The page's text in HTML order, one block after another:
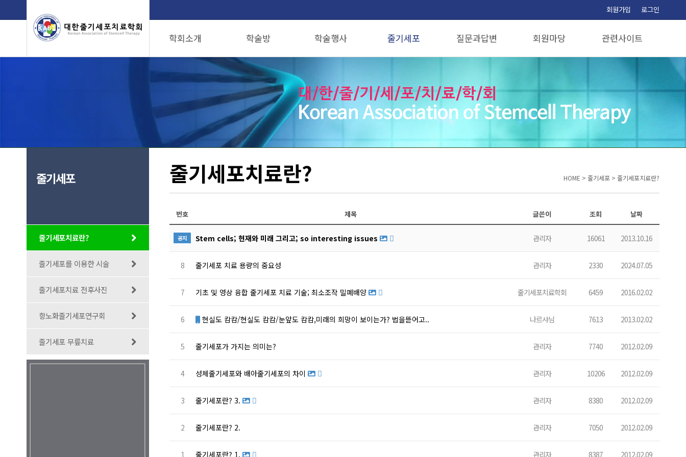
회원가입 로그인
학회소개 학술방
논문기고안내
논문투고
줄기세포연구회
학술행사
학회동영상
줄기세포
줄기세포를 이용한 시술
줄기세포치료 전후사진
줄기세포 무릎치료
질문과답변 회원마당
자유게시판
정회원공간
관련사이트
줄기세포
줄기세포치료란?
줄기세포를 이용한 시술
줄기세포치료 전후사진
항노화줄기세포연구회
줄기세포 무릎치료
HOME > 줄기세포 > 줄기세포치료란?
줄기세포치료란?
번호 제목 글쓴이 조회 날짜
공지 Stem cells; 현재와 미래 그리고; so interesting issues 관리자 16061 2013.10.16
8 줄기세포 치료 용량의 중요성 관리자 2330 2024.07.05
7 기초 및 영상 융합 줄기세포 치료 기술; 최소조작 밀폐배양 줄기세포치료학회 6459 2016.02.02
6 현실도 캄캄/현실도 캄캄/눈앞도 캄캄,미래의 희망이 보이는가? 법을뜯어고.. 나르샤님 7613 2013.02.02
5 줄기세포가 가지는 의미는? 관리자 7740 2012.02.09
4 성체줄기세포와 배아줄기세포의 차이 관리자 10206 2012.02.09
3 줄기세포란? 3. 관리자 8380 2012.02.09
2 줄기세포란? 2. 관리자 7050 2012.02.09
1 줄기세포란? 1. 관리자 8387 2012.02.09